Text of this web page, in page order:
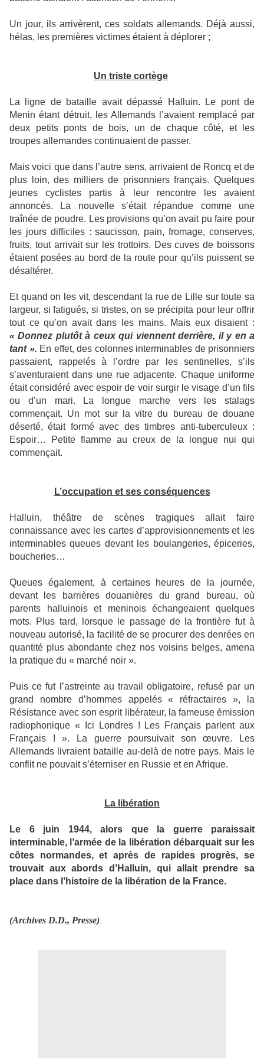
Un jour, ils arrivèrent, ces soldats allemands. Déjà aussi,
hélas, les premières victimes étaient à déplorer ;
Un triste cortège
La ligne de bataille avait dépassé Halluin. Le pont de
Menin étant détruit, les Allemands l’avaient remplacé par
deux petits ponts de bois, un de chaque côté, et les
troupes allemandes continuaient de passer.
Mais voici que dans l’autre sens, arrivaient de Roncq et de
plus loin, des milliers de prisonniers français. Quelques
jeunes cyclistes partis à leur rencontre les avaient
annoncés. La nouvelle s’était répandue comme une
traînée de poudre. Les provisions qu’on avait pu faire pour
les jours difficiles : saucisson, pain, fromage, conserves,
fruits, tout arrivait sur les trottoirs. Des cuves de boissons
étaient posées au bord de la route pour qu’ils puissent se
désaltérer.
Et quand on les vit, descendant la rue de Lille sur toute sa
largeur, si fatigués, si tristes, on se précipita pour leur offrir
tout ce qu’on avait dans les mains. Mais eux disaient :
« Donnez plutôt à ceux qui viennent derrière, il y en a
tant ». En effet, des colonnes interminables de prisonniers
passaient, rappelés à l’ordre par les sentinelles, s’ils
s’aventuraient dans une rue adjacente. Chaque uniforme
était considéré avec espoir de voir surgir le visage d’un fils
ou d’un mari. La longue marche vers les stalags
commençait. Un mot sur la vitre du bureau de douane
déserté, était formé avec des timbres anti-tuberculeux :
Espoir… Petite flamme au creux de la longue nui qui
commençait.
L’occupation et ses conséquences
Halluin, théâtre de scènes tragiques allait faire
connaissance avec les cartes d’approvisionnements et les
interminables queues devant les boulangeries, épiceries,
boucheries…
Queues également, à certaines heures de la journée,
devant les barrières douanières du grand bureau, où
parents halluinois et meninois échangeaient quelques
mots. Plus tard, lorsque le passage de la frontière fut à
nouveau autorisé, la facilité de se procurer des denrées en
quantité plus abondante chez nos voisins belges, amena
la pratique du « marché noir ».
Puis ce fut l’astreinte au travail obligatoire, refusé par un
grand nombre d’hommes appelés « réfractaires », la
Résistance avec son esprit libérateur, la fameuse émission
radiophonique « Ici Londres ! Les Français parlent aux
Français ! ». La guerre poursuivait son œuvre. Les
Allemands livraient bataille au-delà de notre pays. Mais le
conflit ne pouvait s’éterniser en Russie et en Afrique.
La libération
Le 6 juin 1944, alors que la guerre paraissait
interminable, l’armée de la libération débarquait sur les
côtes normandes, et après de rapides progrès, se
trouvait aux abords d’Halluin, qui allait prendre sa
place dans l’histoire de la libération de la France.
(Archives D.D., Presse)